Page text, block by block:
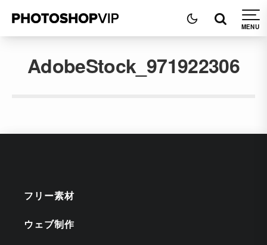
AdobeStock_971922306
フリー素材
ウェブ制作